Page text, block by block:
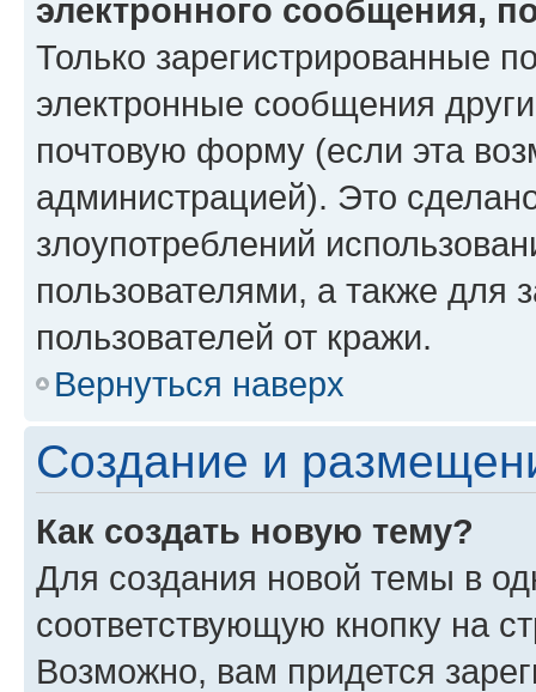
электронного сообщения,
Только зарегистрированные
электронные сообщения
почтовую форму (если эта
администрацией). Это
злоупотреблений
пользователями, а также для
пользователей от кражи.
Вернуться наверх
Создание и
Как создать новую тему?
Для создания новой темы в
соответствующую кнопку на
Возможно, вам придется